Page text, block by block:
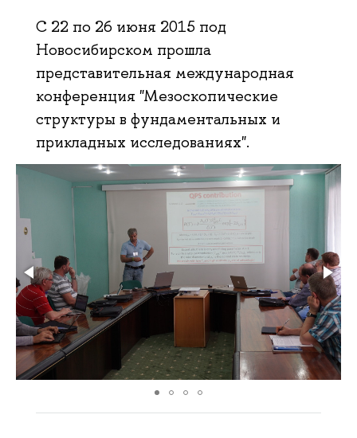
С 22 по 26 июня 2015 под
Новосибирском прошла
представительная международная
конференция "Мезоскопические
структуры в фундаментальных и
прикладных исследованиях".